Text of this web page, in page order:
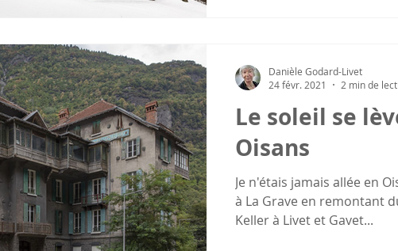
Le soleil se
Oisans
Je n'étais jamais allée en
à La Grave en remontant
Keller à Livet et Gavet...
Danièle Godard-Livet
24 févr. 2021
2 min de